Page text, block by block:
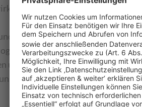
genutzt wird, auf die Minute
SAP begrüßen wir die
Services bei Sycor. Sycor-
und beschäftigt sowohl Azure-
bereits jetzt auf unsere ersten